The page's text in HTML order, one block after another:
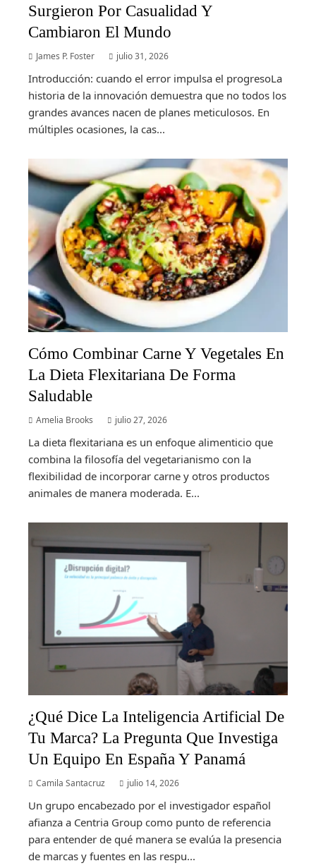
Surgieron Por Casualidad Y
Cambiaron El Mundo
James P. Foster julio 31, 2026
Introducción: cuando el error impulsa el progresoLa
historia de la innovación demuestra que no todos los
grandes avances nacen de planes meticulosos. En
múltiples ocasiones, la cas...
Cómo Combinar Carne Y Vegetales En
La Dieta Flexitariana De Forma
Saludable
Amelia Brooks julio 27, 2026
La dieta flexitariana es un enfoque alimenticio que
combina la filosofía del vegetarianismo con la
flexibilidad de incorporar carne y otros productos
animales de manera moderada. E...
¿Qué Dice La Inteligencia Artificial De
Tu Marca? La Pregunta Que Investiga
Un Equipo En España Y Panamá
Camila Santacruz julio 14, 2026
Un grupo encabezado por el investigador español
afianza a Centria Group como punto de referencia
para entender de qué manera se evalúa la presencia
de marcas y fuentes en las respu...